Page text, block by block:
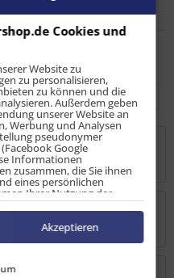
diskutieren...mehr
Cookies und
Website zu
zu personalisieren,
zu können und die
Außerdem geben
unserer Website an
Werbung und Analysen
pseudonymer
Google
Informationen
zusammen, die Sie ihnen
eines persönlichen
Ihrer Nutzung der
Nutzungsdaten anderer
von Cookies und Pixeln
Sie auf den
und dort die
Akzeptieren